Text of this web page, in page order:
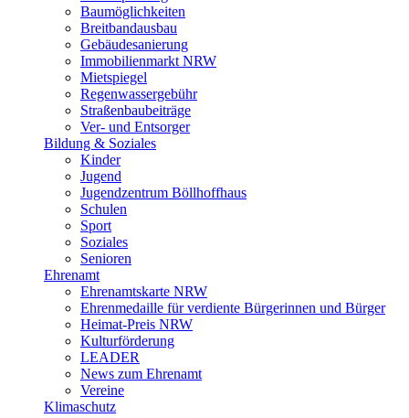
Baumöglichkeiten
Breitbandausbau
Gebäudesanierung
Immobilienmarkt NRW
Mietspiegel
Regenwassergebühr
Straßenbaubeiträge
Ver- und Entsorger
Bildung & Soziales
Kinder
Jugend
Jugendzentrum Böllhoffhaus
Schulen
Sport
Soziales
Senioren
Ehrenamt
Ehrenamtskarte NRW
Ehrenmedaille für verdiente Bürgerinnen und Bürger
Heimat-Preis NRW
Kulturförderung
LEADER
News zum Ehrenamt
Vereine
Klimaschutz